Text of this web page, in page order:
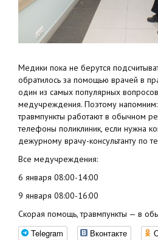
Медики пока не берутся
обратилось за помощью врачей в
один из самых популярных
медучреждения. Поэтому
травмпункты работают в обычном
телефоны поликлиник, если нужна
дежурному врачу-консультанту по
Все медучреждения:
6 января 08:00-14:00
9 января 08:00-16:00
Скорая помощь, травмпункты — в
Telegram Вконтакте